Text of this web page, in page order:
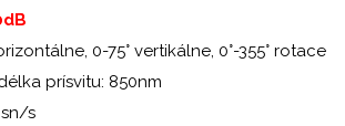
0-75° vertikálne, 0°-355° rotace
prísvitu: 850nm
sn/s